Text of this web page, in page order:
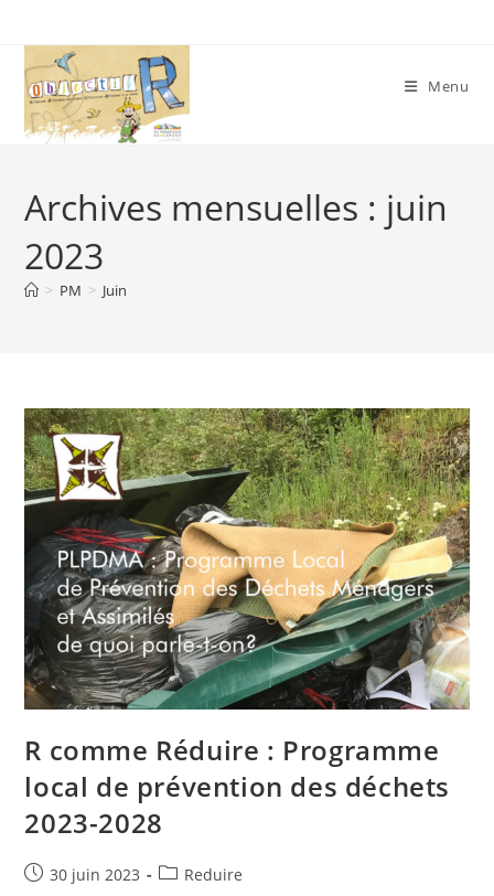
content
Menu
Archives mensuelles : juin
2023
> PM > Juin
R comme Réduire : Programme
local de prévention des déchets
2023-2028
Publication
30 juin 2023
PostReduire